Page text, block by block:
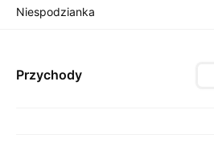
Niespodzianka
Przychody